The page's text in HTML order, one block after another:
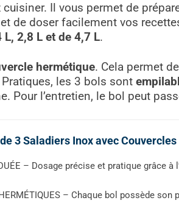
Il vous permet de
de doser facilement vos
L, 2,8 L et de 4,7 L.
hermétique. Cela permet
les 3 bols sont
Pour l’entretien, le bol peut
3 Saladiers Inox avec
– Dosage précise et pratique grâce
– Chaque bol possède